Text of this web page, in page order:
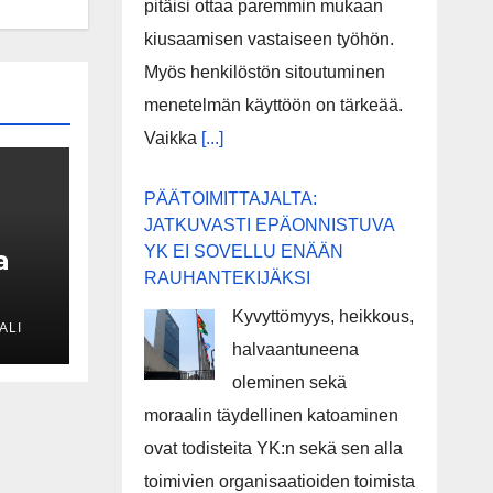
pitäisi ottaa paremmin mukaan
kiusaamisen vastaiseen työhön.
Myös henkilöstön sitoutuminen
menetelmän käyttöön on tärkeää.
Vaikka [...]
PÄÄTOIMITTAJALTA:
JATKUVASTI EPÄONNISTUVA
YK EI SOVELLU ENÄÄN
RAUHANTEKIJÄKSI
Kyvyttömyys, heikkous,
halvaantuneena
oleminen sekä
moraalin täydellinen katoaminen
ovat todisteita YK:n sekä sen alla
toimivien organisaatioiden toimista